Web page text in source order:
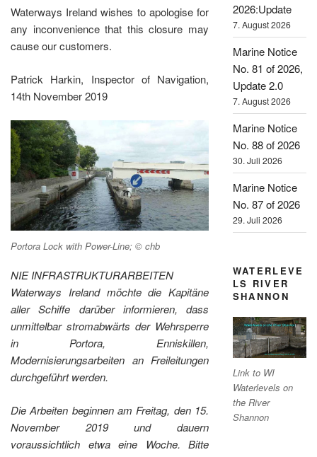
Waterways Ireland wishes to apologise for
any inconvenience that this closure may
cause our customers.
Patrick Harkin, Inspector of Navigation,
14th November 2019
Portora Lock with Power-Line; © chb
NIE INFRASTRUKTURARBEITEN
Waterways Ireland möchte die Kapitäne
aller Schiffe darüber informieren, dass
unmittelbar stromabwärts der Wehrsperre
in Portora, Enniskillen,
Modernisierungsarbeiten an Freileitungen
durchgeführt werden.
Die Arbeiten beginnen am Freitag, den 15.
November 2019 und dauern
voraussichtlich etwa eine Woche. Bitte
2026:Update
7. August 2026
Marine Notice
No. 81 of 2026,
Update 2.0
7. August 2026
Marine Notice
No. 88 of 2026
30. Juli 2026
Marine Notice
No. 87 of 2026
29. Juli 2026
WATERLEVE
LS RIVER
SHANNON
Link to WI
Waterlevels on
the River
Shannon